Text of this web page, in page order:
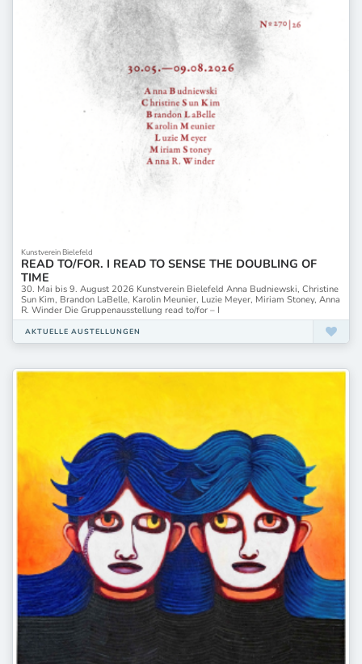
Kunstverein Bielefeld
READ TO/FOR. I READ TO SENSE THE DOUBLING OF
TIME
30. Mai bis 9. August 2026 Kunstverein Bielefeld Anna Budniewski, Christine
Sun Kim, Brandon LaBelle, Karolin Meunier, Luzie Meyer, Miriam Stoney, Anna
R. Winder Die Gruppenausstellung read to/for – I
AKTUELLE AUSTELLUNGEN